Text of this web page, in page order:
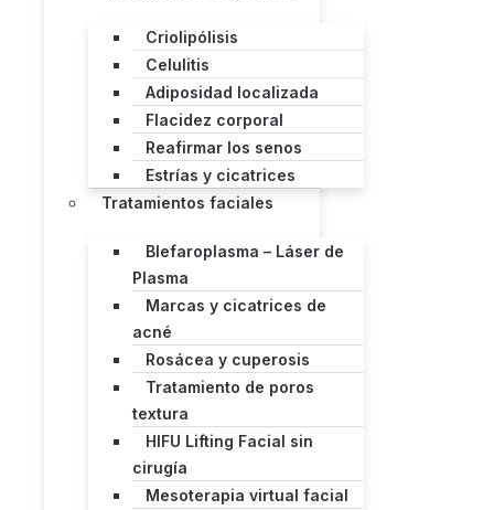
Criolipólisis
Celulitis
Adiposidad localizada
Flacidez corporal
Reafirmar los senos
Estrías y cicatrices
Tratamientos faciales
Blefaroplasma – Láser de
Plasma
Marcas y cicatrices de
acné
Rosácea y cuperosis
Tratamiento de poros
textura
HIFU Lifting Facial sin
cirugía
Mesoterapia virtual facial